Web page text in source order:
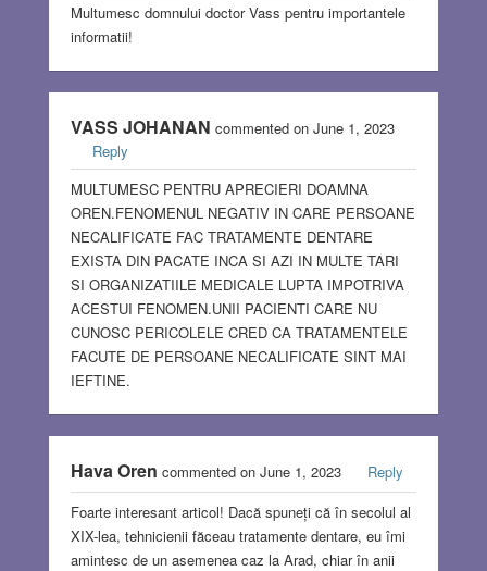
Multumesc domnului doctor Vass pentru importantele
informatii!
VASS JOHANAN commented on June 1, 2023
Reply
MULTUMESC PENTRU APRECIERI DOAMNA
OREN.FENOMENUL NEGATIV IN CARE PERSOANE
NECALIFICATE FAC TRATAMENTE DENTARE
EXISTA DIN PACATE INCA SI AZI IN MULTE TARI
SI ORGANIZATIILE MEDICALE LUPTA IMPOTRIVA
ACESTUI FENOMEN.UNII PACIENTI CARE NU
CUNOSC PERICOLELE CRED CA TRATAMENTELE
FACUTE DE PERSOANE NECALIFICATE SINT MAI
IEFTINE.
Hava Oren commented on June 1, 2023
Reply
Foarte interesant articol! Dacă spuneți că în secolul al
XIX-lea, tehnicienii făceau tratamente dentare, eu îmi
amintesc de un asemenea caz la Arad, chiar în anii